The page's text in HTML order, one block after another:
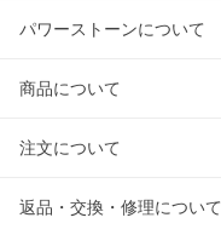
パワーストーンについて
商品について
注文について
返品・交換・修理について